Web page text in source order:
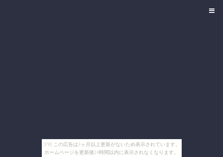
[PR] この広告は3ヶ月以上更新がないため表示されています。
ホームページを更新後24時間以内に表示されなくなります。